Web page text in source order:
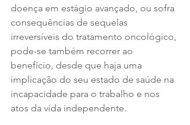
doença em estágio avançado, ou sofra
consequências de sequelas
irreversíveis do tratamento oncológico,
pode-se também recorrer ao
benefício, desde que haja uma
implicação do seu estado de saúde na
incapacidade para o trabalho e nos
atos da vida independente.